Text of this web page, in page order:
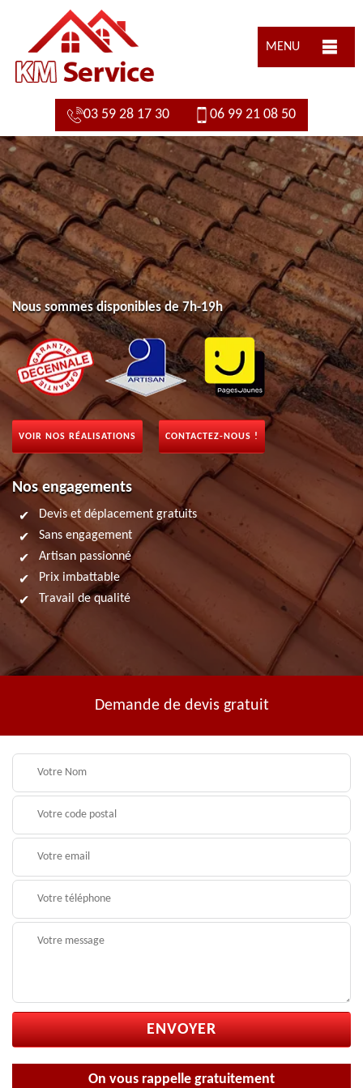
MENU
03 59 28 17 30 06 99 21 08 50
Nous sommes disponibles de 7h-19h
VOIR NOS RÉALISATIONS CONTACTEZ-NOUS !
Nos engagements
Devis et déplacement gratuits
Sans engagement
Artisan passionné
Prix imbattable
Travail de qualité
Demande de devis gratuit
On vous rappelle gratuitement